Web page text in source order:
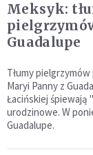
Meksyk:
Guadalupe
Tłumy
Maryi Panny z
Łacińskiej śpiewają
urodzinowe. W
Guadalupe.